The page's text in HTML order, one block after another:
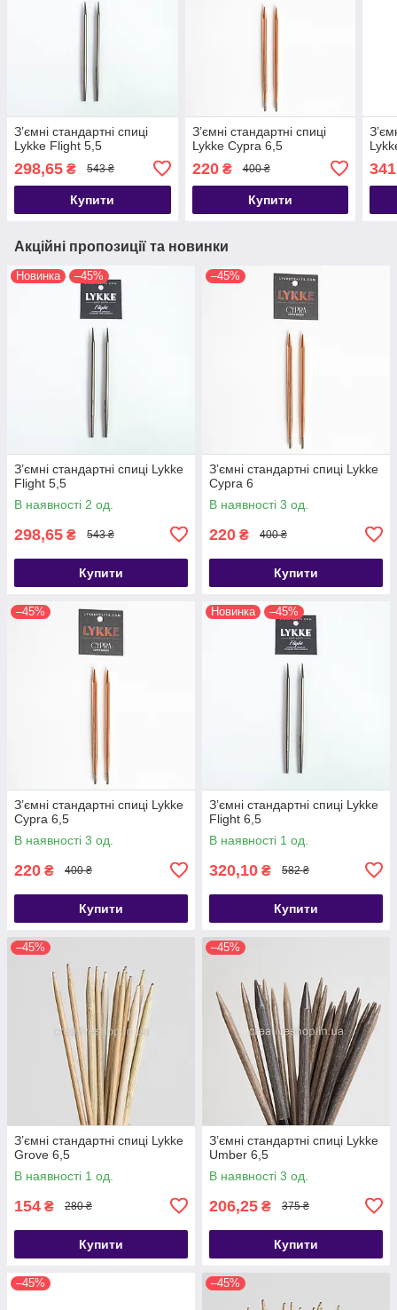
З’ємні стандартні спиці
Lykke Flight 5,5
298,65 ₴ 543 ₴
Купити
З’ємні стандартні спиці
Lykke Cypra 6,5
220₴ 400 ₴
Купити
341
Акційні пропозиції та новинки
Новинка –45%
З’ємні стандартні спиці Lykke
Flight 5,5
В наявності 2 од.
298,65 ₴ 543 ₴
Купити
–45%
З’ємні стандартні спиці Lykke
Cypra 6
В наявності 3 од.
220 ₴ 400 ₴
Купити
–45%
З’ємні стандартні спиці Lykke
Cypra 6,5
В наявності 3 од.
220 ₴ 400 ₴
Купити
Новинка –45%
З’ємні стандартні спиці Lykke
Flight 6,5
В наявності 1 од.
320,10 ₴ 582 ₴
Купити
–45%
З’ємні стандартні спиці Lykke
Grove 6,5
В наявності 1 од.
154 ₴ 280 ₴
Купити
–45%
З’ємні стандартні спиці Lykke
Umber 6,5
В наявності 3 од.
206,25 ₴ 375 ₴
Купити
–45% –45%